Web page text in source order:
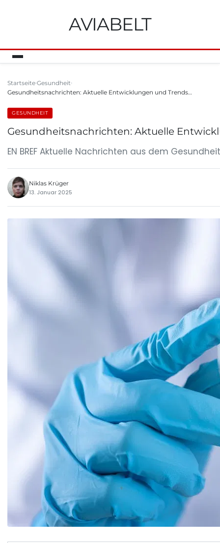
AVIABELT
Startseite Gesundheit
Gesundheitsnachrichten: Aktuelle Entwicklungen und Trends…
GESUNDHEIT
Gesundheitsnachrichten: Aktuelle
EN BREF Aktuelle Nachrichten aus dem
Niklas Krüger
13. Januar 2025